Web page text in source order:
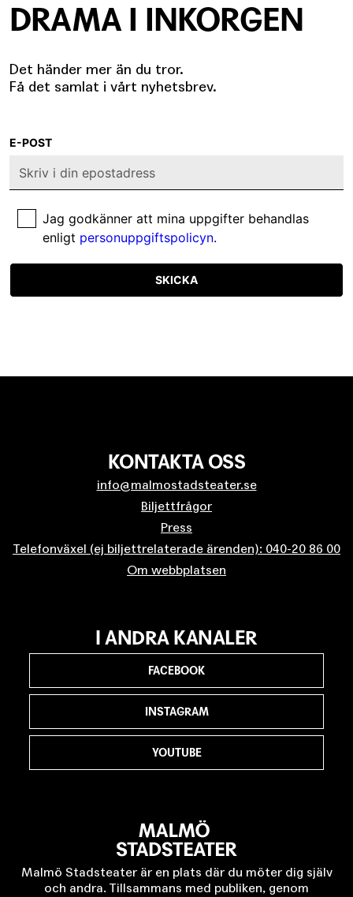
DRAMA I INKORGEN
Det händer mer än du tror.
Få det samlat i vårt nyhetsbrev.
E-POST
Jag godkänner att mina uppgifter behandlas
enligt personuppgiftspolicyn.
SKICKA
KONTAKTA OSS
info@malmostadsteater.se
Biljettfrågor
Press
Telefonväxel (ej biljettrelaterade ärenden): 040-20 86 00
Om webbplatsen
Malmö Stadsteater är en plats där du möter dig själv
och andra. Tillsammans med publiken, genom
I ANDRA KANALER
FACEBOOK
INSTAGRAM
YOUTUBE